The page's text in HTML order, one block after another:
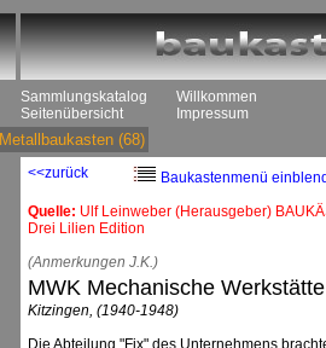
Sammlungskatalog
Seitenübersicht
Willkommen
Impressum
Metallbaukasten (68)
<<zurück
Baukastenmenü
Quelle: Ulf Leinweber (Herausgeber)
Drei Lilien Edition
(Anmerkungen J.K.)
MWK Mechanische
Kitzingen, (1940-1948)
Die Abteilung "Fix" des Unternehmens